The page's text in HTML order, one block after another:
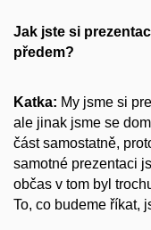
Jak jste si
předem?
Katka: My jsme si
ale jinak jsme se
část samostatně,
samotné prezentaci
občas v tom byl
To, co budeme říkat,